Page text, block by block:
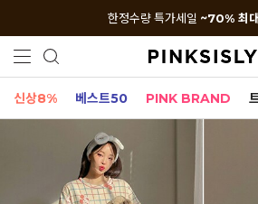
한정수량 특가세일 ~70% 최
신상8% 베스트50 PINK BRAND